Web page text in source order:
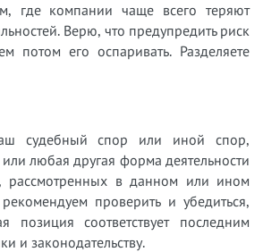
где компании чаще всего теряют
Верю, что предупредить риск
потом его оспаривать. Разделяете
судебный спор или иной спор,
любая другая форма деятельности
рассмотренных в данном или ином
проверить и убедиться,
позиция соответствует последним
и законодательству.